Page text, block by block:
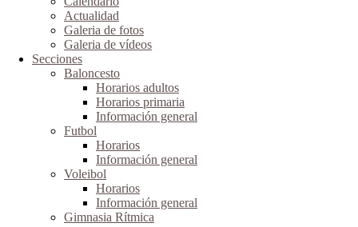
Actualidad
Galeria de fotos
Galeria de vídeos
Secciones
Baloncesto
Horarios adultos
Horarios primaria
Información general
Futbol
Horarios
Información general
Voleibol
Horarios
Información general
Gimnasia Rítmica